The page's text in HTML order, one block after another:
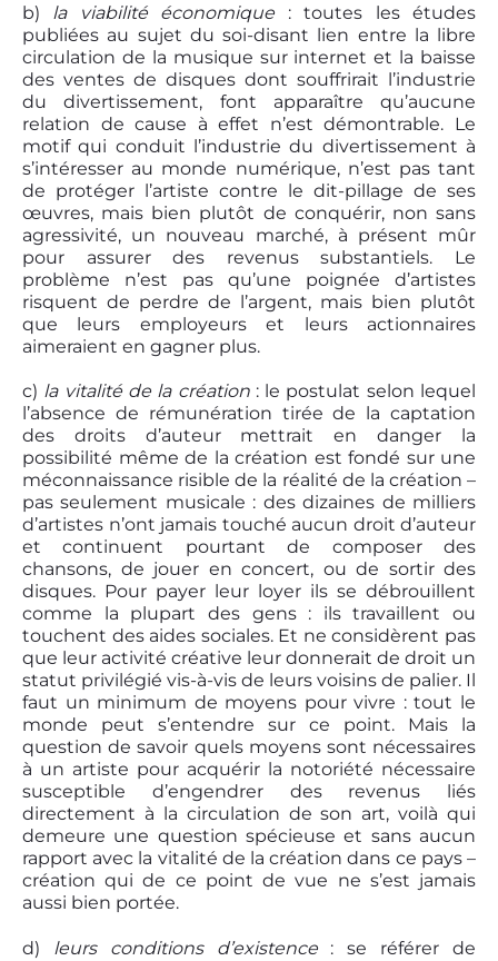
b) la viabilité économique: toutes les études
publiées au sujet du soi-disant lien entre la libre
circulation de la musique sur internet et la baisse
des ventes de disques dont souffrirait l’industrie
du divertissement, font apparaître qu’aucune
relation de cause à effet n’est démontrable. Le
motif qui conduit l’industrie du divertissement à
s’intéresser au monde numérique, n’est pas tant
de protéger l’artiste contre le dit-pillage de ses
œuvres, mais bien plutôt de conquérir, non sans
agressivité, un nouveau marché, à présent mûr
pour assurer des revenus substantiels. Le
problème n’est pas qu’une poignée d’artistes
risquent de perdre de l’argent, mais bien plutôt
que leurs employeurs et leurs actionnaires
aimeraient en gagner plus.
c) la vitalité de la création: le postulat selon lequel
l’absence de rémunération tirée de la captation
des droits d’auteur mettrait en danger la
possibilité même de la création est fondé sur une
méconnaissance risible de la réalité de la création –
pas seulement musicale : des dizaines de milliers
d’artistes n’ont jamais touché aucun droit d’auteur
et continuent pourtant de composer des
chansons, de jouer en concert, ou de sortir des
disques. Pour payer leur loyer ils se débrouillent
comme la plupart des gens : ils travaillent ou
touchent des aides sociales. Et ne considèrent pas
que leur activité créative leur donnerait de droit un
statut privilégié vis-à-vis de leurs voisins de palier. Il
faut un minimum de moyens pour vivre : tout le
monde peut s’entendre sur ce point. Mais la
question de savoir quels moyens sont nécessaires
à un artiste pour acquérir la notoriété nécessaire
susceptible d’engendrer des revenus liés
directement à la circulation de son art, voilà qui
demeure une question spécieuse et sans aucun
rapport avec la vitalité de la création dans ce pays –
création qui de ce point de vue ne s’est jamais
aussi bien portée.
d) leurs conditions d’existence: se référer de